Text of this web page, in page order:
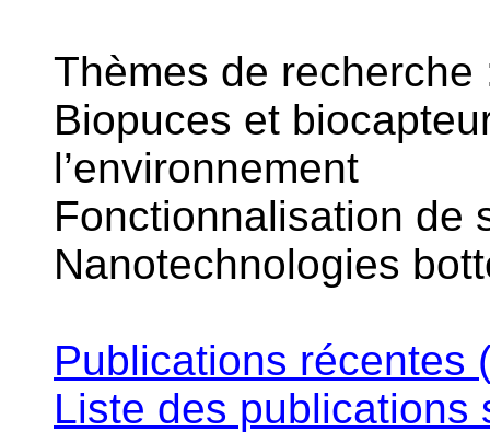
Thèmes de recherche
Biopuces et
l’environnement
Fonctionnalisation de
Nanotechnologies
Publications récentes
Liste des publications